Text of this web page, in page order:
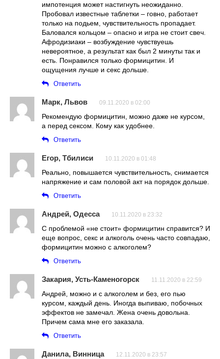
импотенция может настигнуть неожиданно.
Пробовал известные таблетки – говно, работает
только на подьем, чувствительность пропадает.
Баловался кольцом – опасно и игра не стоит свеч.
Афродизиаки – возбуждение чувствуешь
невероятное, а результат как был 2 минуты так и
есть. Понравился только формицитин. И
ощущения лучше и секс дольше.
Ответить
Марк, Львов 09.11.2020 в 02:00
Рекомендую формицитин, можно даже не курсом,
а перед сексом. Кому как удобнее.
Ответить
Егор, Тбилиси 10.11.2020 в 01:48
Реально, повышается чувствительность, снимается
напряжение и сам половой акт на порядок дольше.
Ответить
Андрей, Одесса 10.11.2020 в 23:32
С проблемой «не стоит» формицитин справится? И
еще вопрос, секс и алкоголь очень часто совпадаю,
формицитин можно с алкоголем?
Ответить
Закария, Усть-Каменогорск 11.11.2020 в 22:59
Андрей, можно и с алкоголем и без, его пью
курсом, каждый день. Иногда выпиваю, побочных
эффектов не замечал. Жена очень довольна.
Причем сама мне его заказала.
Ответить
Данила, Винница 12.11.2020 в 23:57